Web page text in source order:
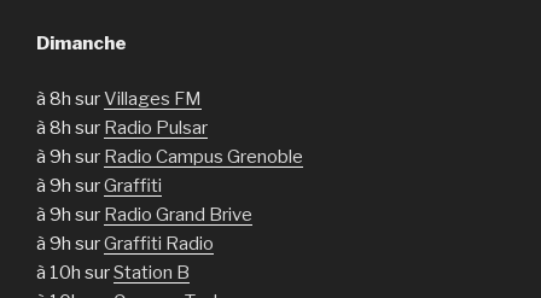
Dimanche
à 8h surVillages FM
à 8h sur Radio Pulsar
à 9h sur Radio Campus Grenoble
à 9h surGraffiti
à 9h sur Radio Grand Brive
à 9h surGraffiti Radio
à 10h surStation B